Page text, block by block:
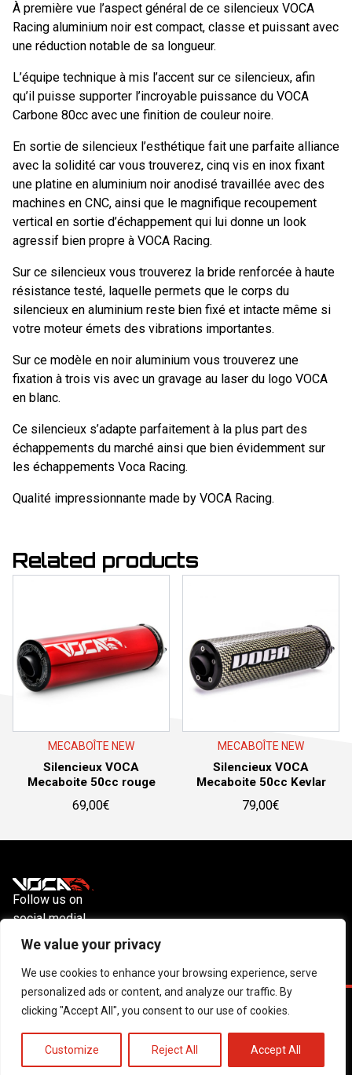
We value your privacy
We use cookies to enhance your browsing experience, serve
personalized ads or content, and analyze our traffic. By
clicking "Accept All", you consent to our use of cookies.
Customize Reject All Accept All
À première vue l’aspect général de ce silencieux VOCA
Racing aluminium noir est compact, classe et puissant avec
une réduction notable de sa longueur.
L’équipe technique à mis l’accent sur ce silencieux, afin
qu’il puisse supporter l’incroyable puissance du VOCA
Carbone 80cc avec une finition de couleur noire.
En sortie de silencieux l’esthétique fait une parfaite alliance
avec la solidité car vous trouverez, cinq vis en inox fixant
une platine en aluminium noir anodisé travaillée avec des
machines en CNC, ainsi que le magnifique recoupement
vertical en sortie d’échappement qui lui donne un look
agressif bien propre à VOCA Racing.
Sur ce silencieux vous trouverez la bride renforcée à haute
résistance testé, laquelle permets que le corps du
silencieux en aluminium reste bien fixé et intacte même si
votre moteur émets des vibrations importantes.
Sur ce modèle en noir aluminium vous trouverez une
fixation à trois vis avec un gravage au laser du logo VOCA
en blanc.
Ce silencieux s’adapte parfaitement à la plus part des
échappements du marché ainsi que bien évidemment sur
les échappements Voca Racing.
Qualité impressionnante made by VOCA Racing.
Related products
MECABOÎTE NEW
Silencieux VOCA
Mecaboite 50cc rouge
69,00€
MECABOÎTE NEW
Silencieux VOCA
Mecaboite 50cc Kevlar
79,00€
Follow us on
social media!
Instagram
YouTube
Facebook
À propos de nous
© 2026 All rights reserved. Website created by Utrans